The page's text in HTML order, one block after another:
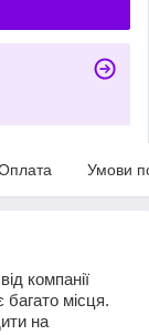
Умови
компанії
багато місця.
на